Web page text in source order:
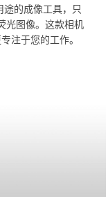
的成像工具，只
光图像。这款相机
注于您的工作。